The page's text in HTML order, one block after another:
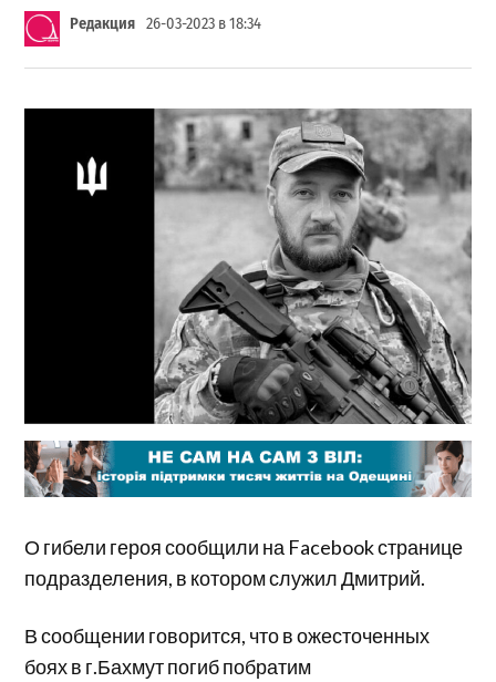
Редакция 26-03-2023 в 18:34
О гибели героя сообщили на Facebook странице
подразделения, в котором служил Дмитрий.
В сообщении говорится, что в ожесточенных
боях в г.Бахмут погиб побратим